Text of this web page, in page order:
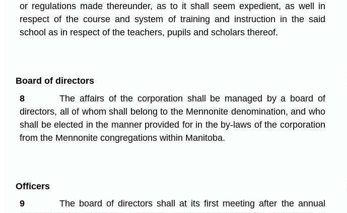
or regulations made thereunder, as to it shall seem expedient, as well in
respect of the course and system of training and instruction in the said
school as in respect of the teachers, pupils and scholars thereof.
Board of directors
8
The affairs of the corporation shall be managed by a board of
directors, all of whom shall belong to the Mennonite denomination, and who
shall be elected in the manner provided for in the by-laws of the corporation
from the Mennonite congregations within Manitoba.
Officers
9
The board of directors shall at its first meeting after the annual